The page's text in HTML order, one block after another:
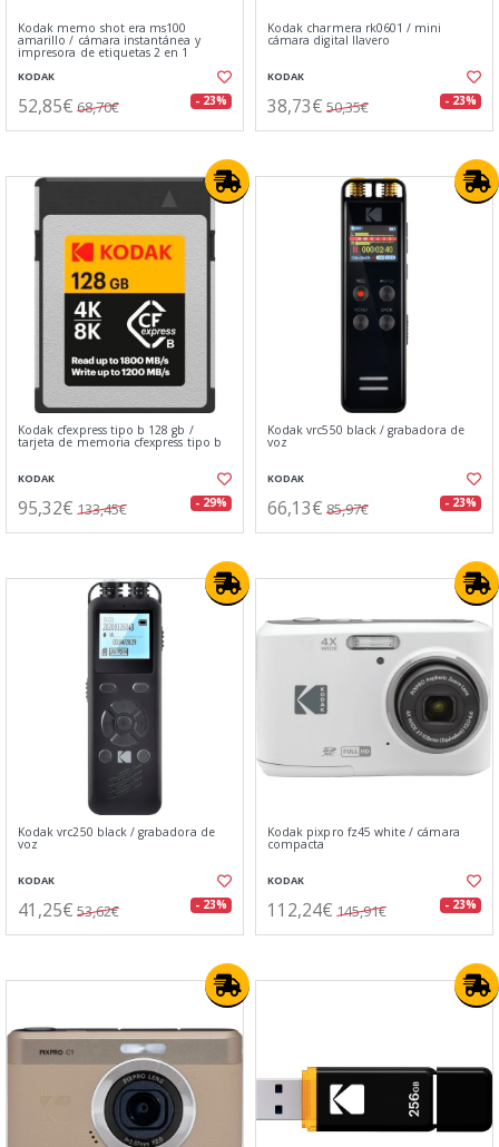
Kodak memo shot era ms100
amarillo / cámara instantánea y
impresora de etiquetas 2 en 1
KODAK
52,85€ 68,70€ - 23%
Kodak charmera rk0601 / mini
cámara digital llavero
KODAK
38,73€ 50,35€ - 23%
Kodak cfexpress tipo b 128 gb /
tarjeta de memoria cfexpress tipo b
KODAK
95,32€ 133,45€ - 29%
Kodak vrc550 black / grabadora de
voz
KODAK
66,13€ 85,97€ - 23%
Kodak vrc250 black / grabadora de
voz
KODAK
41,25€ 53,62€ - 23%
Kodak pixpro fz45 white / cámara
compacta
KODAK
112,24€ 145,91€ - 23%